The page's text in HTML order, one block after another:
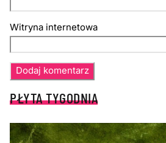
Witryna internetowa
PŁYTA TYGODNIA